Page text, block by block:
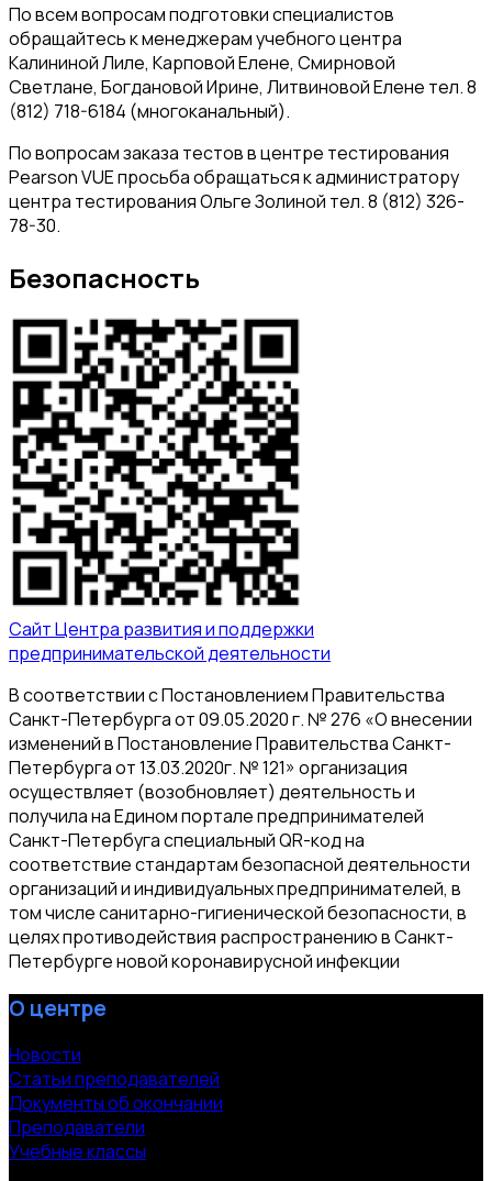
По всем вопросам подготовки специалистов
обращайтесь к менеджерам учебного центра
Калининой Лиле, Карповой Елене, Смирновой
Светлане, Богдановой Ирине, Литвиновой Елене тел. 8
(812) 718-6184 (многоканальный).
По вопросам заказа тестов в центре тестирования
Pearson VUE просьба обращаться к администратору
центра тестирования Ольге Золиной тел. 8 (812) 326-
78-30.
Безопасность
Сайт Центра развития и поддержки
предпринимательской деятельности
В соответствии с Постановлением Правительства
Санкт-Петербурга от 09.05.2020 г. № 276 «О внесении
изменений в Постановление Правительства Санкт-
Петербурга от 13.03.2020г. № 121» организация
осуществляет (возобновляет) деятельность и
получила на Едином портале предпринимателей
Санкт-Петербуга специальный QR-код на
соответствие стандартам безопасной деятельности
организаций и индивидуальных предпринимателей, в
том числе санитарно-гигиенической безопасности, в
целях противодействия распространению в Санкт-
Петербурге новой коронавирусной инфекции
О центре
Новости
Статьи преподавателей
Документы об окончании
Преподаватели
Учебные классы